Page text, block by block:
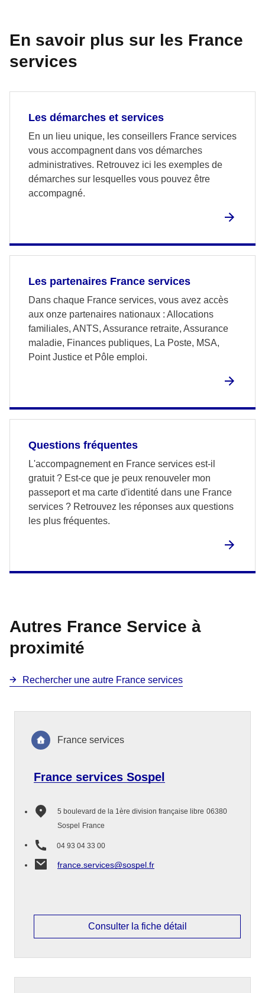
En savoir plus sur les France
services
Les démarches et services
En un lieu unique, les conseillers France services
vous accompagnent dans vos démarches
administratives. Retrouvez ici les exemples de
démarches sur lesquelles vous pouvez être
accompagné.
Les partenaires France services
Dans chaque France services, vous avez accès
aux onze partenaires nationaux : Allocations
familiales, ANTS, Assurance retraite, Assurance
maladie, Finances publiques, La Poste, MSA,
Point Justice et Pôle emploi.
Questions fréquentes
L'accompagnement en France services est-il
gratuit ? Est-ce que je peux renouveler mon
passeport et ma carte d'identité dans une France
services ? Retrouvez les réponses aux questions
les plus fréquentes.
Autres France Service à
proximité
Rechercher une autre France services
France services Sospel
5 boulevard de la 1ère division française libre 06380
Sospel
France
04 93 04 33 00
france.services@sospel.fr
France services
Consulter la fiche détail